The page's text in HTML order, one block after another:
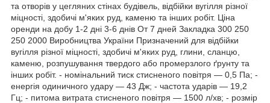
та отворів у цегляних стінах будівель, відбійки вугілля різної
міцності, здобичі м'яких руд, каменю та інших робіт. Ціна
оренди на добу 1-2 дні 3-6 днів От 7 дней Закладка 300 250
250 2000 Виробництва України Призначений для відбійки
вугілля різної міцності, здобичі м'яких руд, глини, сланцю,
каменю, розпушування твердого або промерзлого ґрунту та
інших робіт. - номінальний тиск стисненого повітря — 0,5 Па; -
енергія одиничного удару — 43 Дж; - частота ударів — 19,2
Гц; - питома витрата стисненого повітря — 1500 л/хв; - розмір